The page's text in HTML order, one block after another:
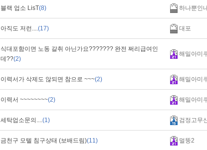
블랙 업소 LisT(8) 하나뿐인
아직도 저런....(17) 대포
식대포함이면 노동 갈취 아닌가요??????? 완전 쩌리급여인
데??(2)
해밀아미
이력서가 삭제도 않되면 참으로 ~~~(2) 해밀아미
이력서 ~~~~~~~~(2) 해밀아미
세탁업소문의....(1) 검정고무
금천구 모텔 침구상태 (보배드림)(11) 멀뚱2